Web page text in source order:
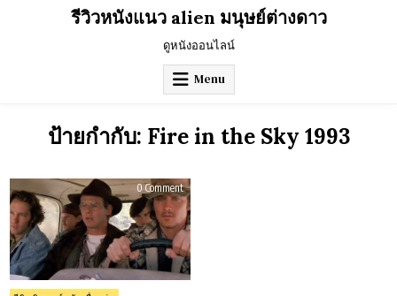
รีวิวหนังแนว alien มนุษย์ต่างดาว
ดูหนังออนไลน์
Menu
ป้ายกำกับ: Fire in the Sky 1993
0 Commenton
รีวิว
Fire
in
the
Sky
(1993)